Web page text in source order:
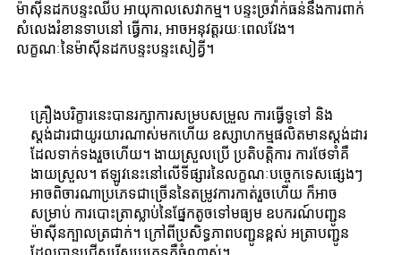
ម៉ាស៊ីនដកបន្ទះឈីប អាយុកាលសេវាកម្ម។ បន្ទះច្រវ៉ាក់ធន់នឹងការពាក់
សំលេងរំខានទាបនៅ ធ្វើការ, អាចអនុវត្តរយៈពេលវែង។
លក្ខណៈនៃម៉ាស៊ីនដកបន្ទះបន្ទះសៀគ្វី។
គ្រឿងបរិក្ខារនេះបានរក្សាការសម្របសម្រួល ការធ្វើទូទៅ និង
ស្តង់ដារជាយូរយារណាស់មកហើយ ឧស្សាហកម្មផលិតមានស្តង់ដារ
ដែលទាក់ទងរួចហើយ។ ងាយស្រួលប្រើ ប្រតិបត្តិការ ការថែទាំគឺ
ងាយស្រួល។ ឥឡូវនេះនៅលើទីផ្សារនៃលក្ខណៈបច្ចេកទេសផ្សេងៗ
អាចពិចារណាប្រភេទជាច្រើននៃតម្រូវការកាត់រួចហើយ ក៏អាច
សម្រាប់ ការបោះត្រាស្លាប់នៃផ្នែកតូចទៅមធ្យម ឧបករណ៍បញ្ជូន
ម៉ាស៊ីនក្បាលត្រជាក់។ ក្រៅពីប្រសិទ្ធភាពបញ្ជូនខ្ពស់ អត្រាបញ្ជូន